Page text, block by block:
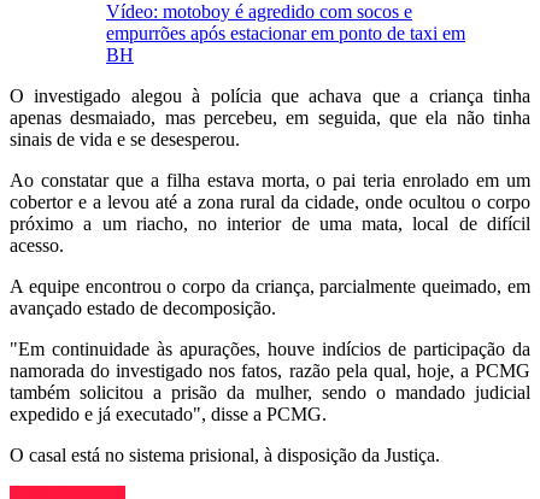
Vídeo: motoboy é agredido com socos e
empurrões após estacionar em ponto de taxi em
BH
O investigado alegou à polícia que achava que a criança tinha
apenas desmaiado, mas percebeu, em seguida, que ela não tinha
sinais de vida e se desesperou.
Ao constatar que a filha estava morta, o pai teria enrolado em um
cobertor e a levou até a zona rural da cidade, onde ocultou o corpo
próximo a um riacho, no interior de uma mata, local de difícil
acesso.
A equipe encontrou o corpo da criança, parcialmente queimado, em
avançado estado de decomposição.
"Em continuidade às apurações, houve indícios de participação da
namorada do investigado nos fatos, razão pela qual, hoje, a PCMG
também solicitou a prisão da mulher, sendo o mandado judicial
expedido e já executado", disse a PCMG.
O casal está no sistema prisional, à disposição da Justiça.